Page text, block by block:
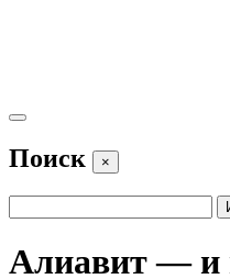
Поиск ×
Алиавит — и